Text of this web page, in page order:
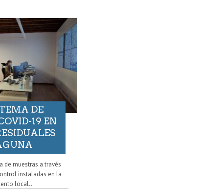
DE
19 EN
de muestras a través
instaladas en la
local..